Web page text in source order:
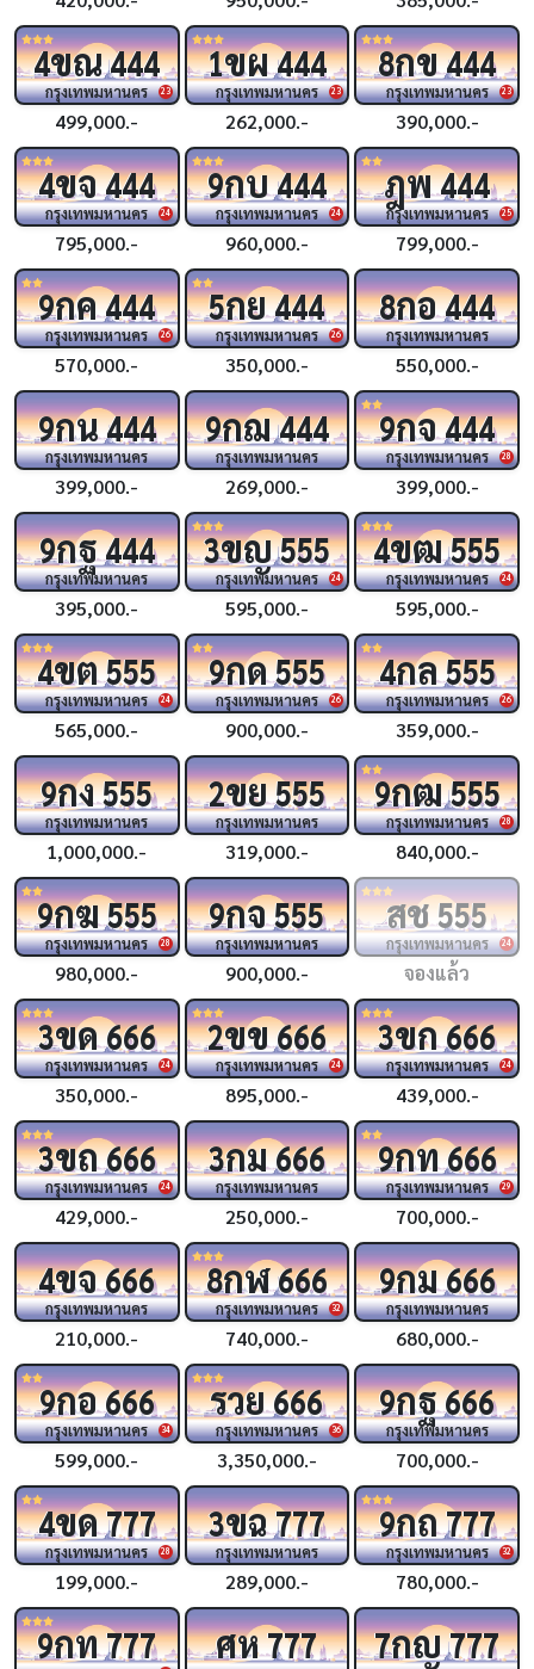
23
4ขณ444
กรุงเทพมหานคร
499,000.-
23
1ขผ444
กรุงเทพมหานคร
262,000.-
23
8กข444
กรุงเทพมหานคร
390,000.-
24
4ขจ444
กรุงเทพมหานคร
795,000.-
24
9กบ444
กรุงเทพมหานคร
960,000.-
25
ฎพ444
กรุงเทพมหานคร
799,000.-
26
9กค444
กรุงเทพมหานคร
570,000.-
26
5กย444
กรุงเทพมหานคร
350,000.-
8กอ444
กรุงเทพมหานคร
550,000.-
9กน444
กรุงเทพมหานคร
399,000.-
9กฌ444
กรุงเทพมหานคร
269,000.-
28
9กจ444
กรุงเทพมหานคร
399,000.-
9กฐ444
กรุงเทพมหานคร
395,000.-
24
3ขญ555
กรุงเทพมหานคร
595,000.-
24
4ขฒ555
กรุงเทพมหานคร
595,000.-
24
4ขต555
กรุงเทพมหานคร
565,000.-
26
9กด555
กรุงเทพมหานคร
900,000.-
26
4กล555
กรุงเทพมหานคร
359,000.-
9กง555
กรุงเทพมหานคร
1,000,000.-
2ขย555
กรุงเทพมหานคร
319,000.-
28
9กฒ555
กรุงเทพมหานคร
840,000.-
28
9กฆ555
กรุงเทพมหานคร
980,000.-
9กจ555
กรุงเทพมหานคร
900,000.-
24
สช555
กรุงเทพมหานคร
จองแล้ว
24
3ขด666
กรุงเทพมหานคร
350,000.-
24
2ขข666
กรุงเทพมหานคร
895,000.-
24
3ขก666
กรุงเทพมหานคร
439,000.-
24
3ขถ666
กรุงเทพมหานคร
429,000.-
3กม666
กรุงเทพมหานคร
250,000.-
29
9กท666
กรุงเทพมหานคร
700,000.-
4ขจ666
กรุงเทพมหานคร
210,000.-
32
8กฬ666
กรุงเทพมหานคร
740,000.-
9กม666
กรุงเทพมหานคร
680,000.-
34
9กอ666
กรุงเทพมหานคร
599,000.-
36
รวย666
กรุงเทพมหานคร
3,350,000.-
9กฐ666
กรุงเทพมหานคร
700,000.-
28
4ขด777
กรุงเทพมหานคร
199,000.-
3ขฉ777
กรุงเทพมหานคร
289,000.-
32
9กถ777
กรุงเทพมหานคร
780,000.-
9กท777 ศห777 7กญ777